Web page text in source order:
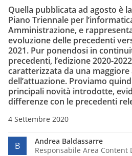
Quella pubblicata ad agosto è
Piano Triennale per
Amministrazione, e
evoluzione delle precedenti
2021. Pur ponendosi in
precedenti, l’edizione 2020-
caratterizzata da una
dell’attuazione. Proviamo
principali novità introdotte,
differenze con le precedenti
4 Settembre 2020
B
Andrea Baldassarre
Responsabile Area Content